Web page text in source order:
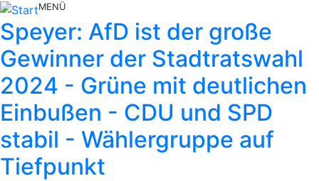
MENÜ
Speyer: AfD ist der große
Gewinner der Stadtratswahl
2024 - Grüne mit deutlichen
Einbußen - CDU und SPD
stabil - Wählergruppe auf
Tiefpunkt